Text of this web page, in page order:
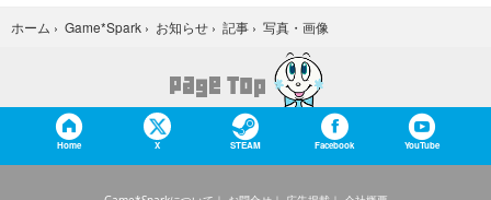
ホーム › Game*Spark › お知らせ › 記事 › 写真・画像
Home X STEAM Facebook YouTube